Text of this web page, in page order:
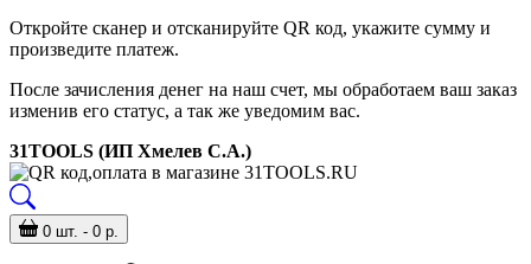
Откройте сканер и отсканируйте QR код, укажите сумму и
произведите платеж.
После зачисления денег на наш счет, мы обработаем ваш заказ
изменив его статус, а так же уведомим вас.
31TOOLS (ИП Хмелев С.А.)
0 шт. - 0 р.